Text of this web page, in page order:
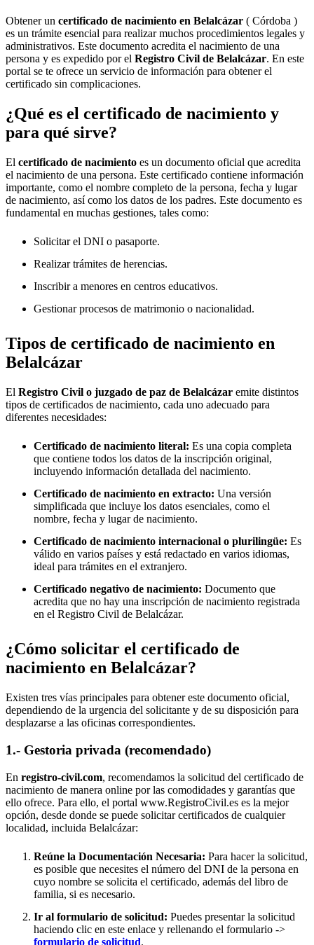
Obtener un certificado de nacimiento en Belalcázar ( Córdoba )
es un trámite esencial para realizar muchos procedimientos legales y
administrativos. Este documento acredita el nacimiento de una
persona y es expedido por el Registro Civil de Belalcázar. En este
portal se te ofrece un servicio de información para obtener el
certificado sin complicaciones.
¿Qué es el certificado de nacimiento y
para qué sirve?
El certificado de nacimiento es un documento oficial que acredita
el nacimiento de una persona. Este certificado contiene información
importante, como el nombre completo de la persona, fecha y lugar
de nacimiento, así como los datos de los padres. Este documento es
fundamental en muchas gestiones, tales como:
Solicitar el DNI o pasaporte.
Realizar trámites de herencias.
Inscribir a menores en centros educativos.
Gestionar procesos de matrimonio o nacionalidad.
Tipos de certificado de nacimiento en
Belalcázar
El Registro Civil o juzgado de paz de Belalcázar emite distintos
tipos de certificados de nacimiento, cada uno adecuado para
diferentes necesidades:
Certificado de nacimiento literal: Es una copia completa
que contiene todos los datos de la inscripción original,
incluyendo información detallada del nacimiento.
Certificado de nacimiento en extracto: Una versión
simplificada que incluye los datos esenciales, como el
nombre, fecha y lugar de nacimiento.
Certificado de nacimiento internacional o plurilingüe: Es
válido en varios países y está redactado en varios idiomas,
ideal para trámites en el extranjero.
Certificado negativo de nacimiento: Documento que
acredita que no hay una inscripción de nacimiento registrada
en el Registro Civil de Belalcázar.
¿Cómo solicitar el certificado de
nacimiento en Belalcázar?
Existen tres vías principales para obtener este documento oficial,
dependiendo de la urgencia del solicitante y de su disposición para
desplazarse a las oficinas correspondientes.
1.- Gestoria privada (recomendado)
En registro-civil.com, recomendamos la solicitud del certificado de
nacimiento de manera online por las comodidades y garantías que
ello ofrece. Para ello, el portal www.RegistroCivil.es es la mejor
opción, desde donde se puede solicitar certificados de cualquier
localidad, incluida Belalcázar:
Reúne la Documentación Necesaria: Para hacer la solicitud,
es posible que necesites el número del DNI de la persona en
cuyo nombre se solicita el certificado, además del libro de
familia, si es necesario.
Ir al formulario de solicitud: Puedes presentar la solicitud
haciendo clic en este enlace y rellenando el formulario ->
formulario de solicitud.